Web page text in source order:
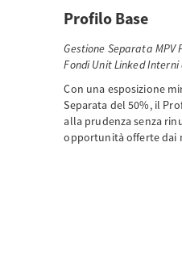
Profilo Base
Gestione Separata MPV
Fondi Unit Linked Interni
Con una esposizione
Separata del 50%, il
alla prudenza senza
opportunità offerte dai